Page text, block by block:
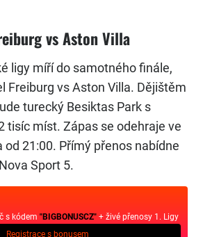
vs Aston Villa
ligy míří do samotného finále,
Freiburg vs Aston Villa. Dějištěm
turecký Besiktas Park s
tisíc míst. Zápas se odehraje ve
od 21:00. Přímý přenos nabídne
Sport 5.
s kódem "BIGBONUSCZ" + živé přenosy 1. Ligy
Registrace s bonusem